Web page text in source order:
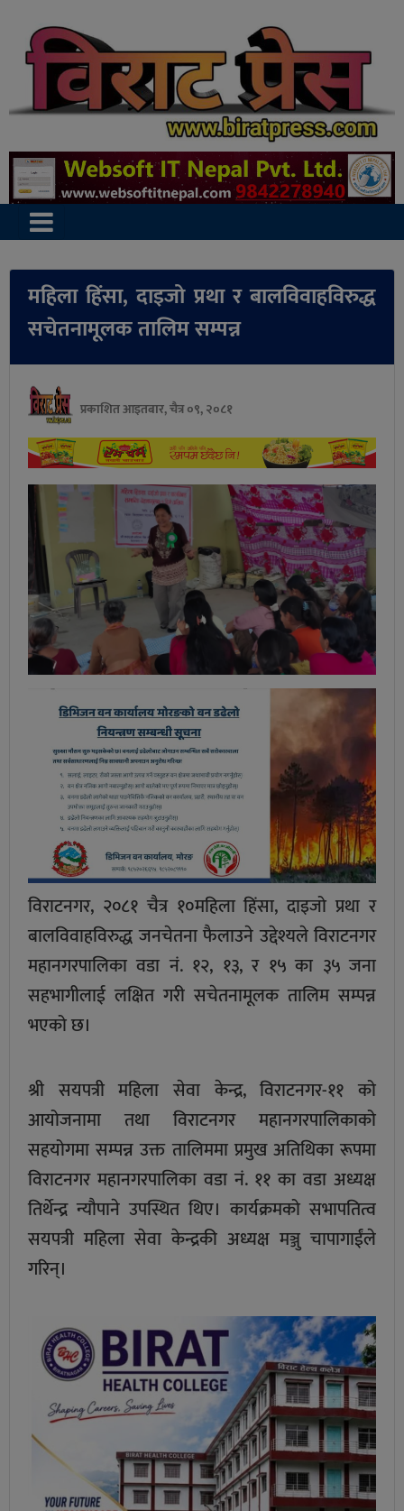
महिला हिंसा, दाइजो प्रथा र बालविवाहविरुद्ध
सचेतनामूलक तालिम सम्पन्न
प्रकाशित आइतबार, चैत्र ०९, २०८१
विराटनगर, २०८१ चैत्र १०महिला हिंसा, दाइजो प्रथा र
बालविवाहविरुद्ध जनचेतना फैलाउने उद्देश्यले विराटनगर
महानगरपालिका वडा नं. १२, १३, र १५ का ३५ जना
सहभागीलाई लक्षित गरी सचेतनामूलक तालिम सम्पन्न
भएको छ।
श्री सयपत्री महिला सेवा केन्द्र, विराटनगर-११ को
आयोजनामा तथा विराटनगर महानगरपालिकाको
सहयोगमा सम्पन्न उक्त तालिममा प्रमुख अतिथिका रूपमा
विराटनगर महानगरपालिका वडा नं. ११ का वडा अध्यक्ष
तिर्थेन्द्र न्यौपाने उपस्थित थिए। कार्यक्रमको सभापतित्व
सयपत्री महिला सेवा केन्द्रकी अध्यक्ष मञ्जु चापागाईंले
गरिन्।